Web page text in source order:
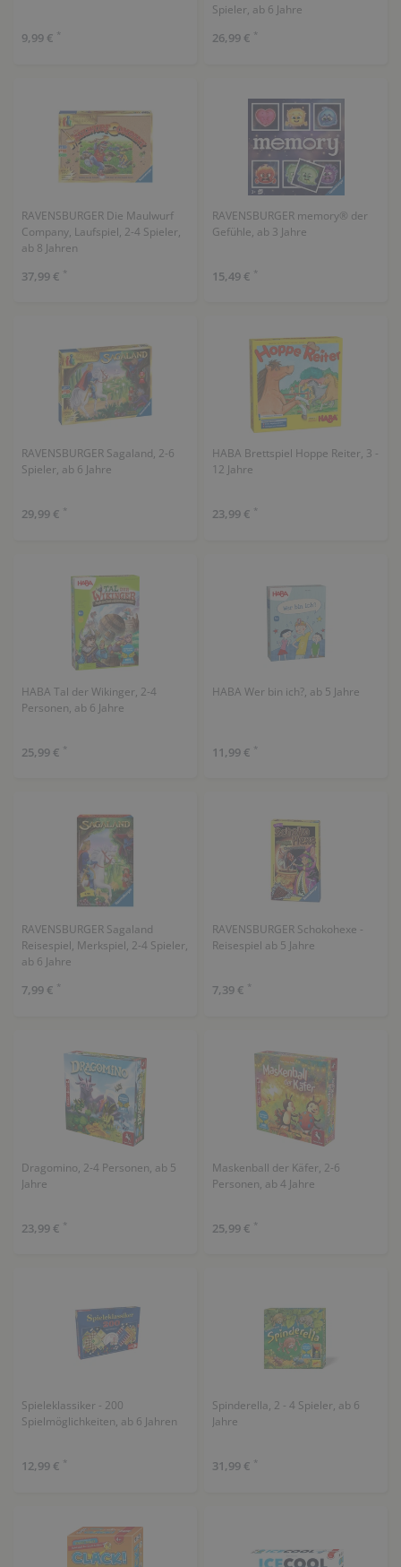
9,99 € *
Spieler, ab 6 Jahre
26,99 € *
RAVENSBURGER Die Maulwurf
Company, Laufspiel, 2-4 Spieler,
ab 8 Jahren
37,99 € *
RAVENSBURGER memory® der
Gefühle, ab 3 Jahre
15,49 € *
RAVENSBURGER Sagaland, 2-6
Spieler, ab 6 Jahre
29,99 € *
HABA Brettspiel Hoppe Reiter, 3 -
12 Jahre
23,99 € *
HABA Tal der Wikinger, 2-4
Personen, ab 6 Jahre
25,99 € *
HABA Wer bin ich?, ab 5 Jahre
11,99 € *
RAVENSBURGER Sagaland
Reisespiel, Merkspiel, 2-4 Spieler,
ab 6 Jahre
7,99 € *
RAVENSBURGER Schokohexe -
Reisespiel ab 5 Jahre
7,39 € *
Dragomino, 2-4 Personen, ab 5
Jahre
23,99 € *
Maskenball der Käfer, 2-6
Personen, ab 4 Jahre
25,99 € *
Spieleklassiker - 200
Spielmöglichkeiten, ab 6 Jahren
12,99 € *
Spinderella, 2 - 4 Spieler, ab 6
Jahre
31,99 € *